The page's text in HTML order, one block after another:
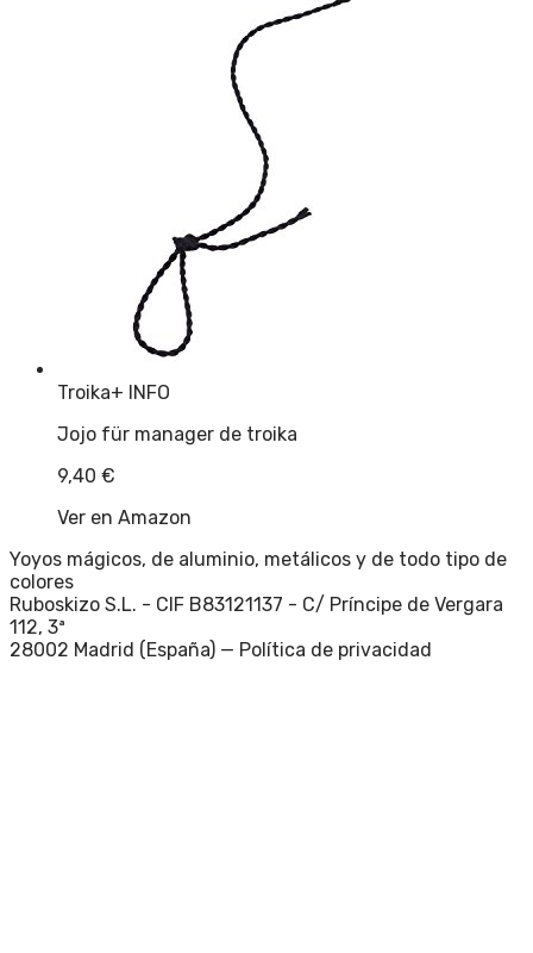
Troika+ INFO
Jojo für manager de troika
9,40 €
Ver en Amazon
Yoyos mágicos, de aluminio, metálicos y de todo tipo de
colores
Ruboskizo S.L. - CIF B83121137 - C/ Príncipe de Vergara
112, 3ª
28002 Madrid (España) — Política de privacidad